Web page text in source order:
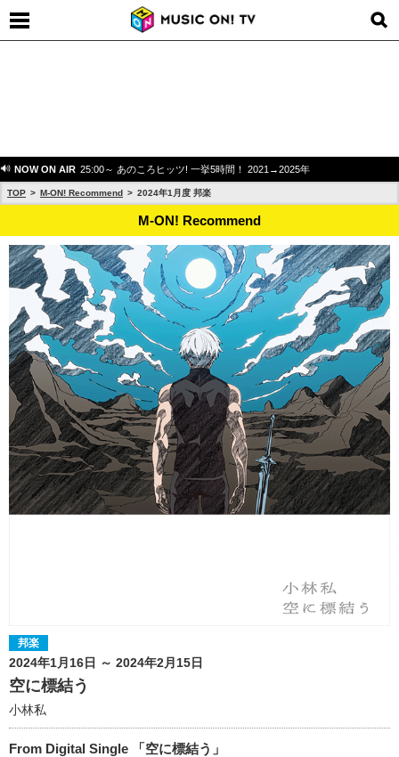
NOW ON AIR 25:00～ あのころヒッツ! 一挙5時間！ 2021→2025年
TOP M-ON! Recommend 2024年1月度 邦楽
M-ON! Recommend
邦楽
2024年1月16日 ～ 2024年2月15日
空に標結う
小林私
From Digital Single 「空に標結う」